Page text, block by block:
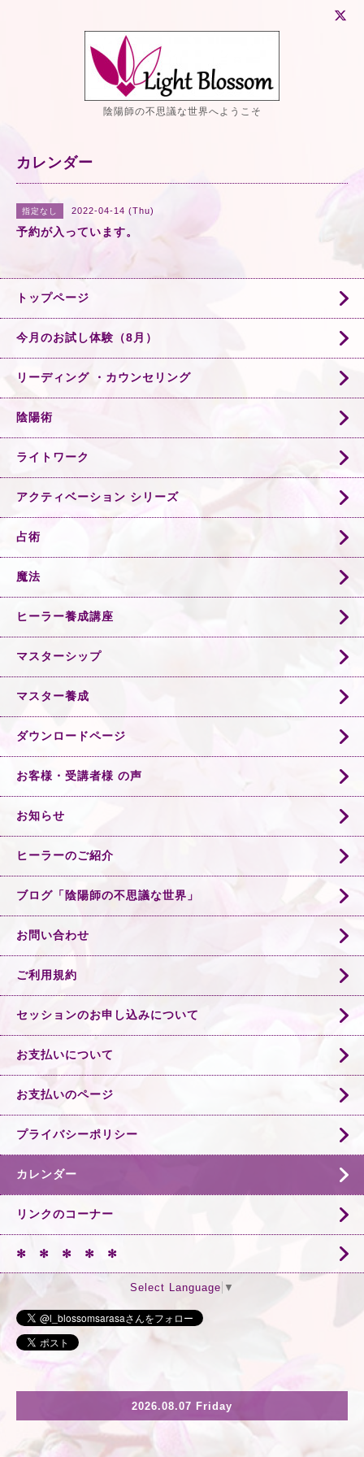
陰陽師の不思議な世界へようこそ
カレンダー
指定なし 2022-04-14 (Thu)
予約が入っています。
トップページ
今月のお試し体験（8月）
リーディング ・カウンセリング
陰陽術
ライトワーク
アクティベーション シリーズ
占術
魔法
ヒーラー養成講座
マスターシップ
マスター養成
ダウンロードページ
お客様・受講者様 の声
お知らせ
ヒーラーのご紹介
ブログ「陰陽師の不思議な世界」
お問い合わせ
ご利用規約
セッションのお申し込みについて
お支払いについて
お支払いのページ
プライバシーポリシー
カレンダー
リンクのコーナー
✻ ✻ ✻ ✻ ✻
Select Language ▼
2026.08.07 Friday